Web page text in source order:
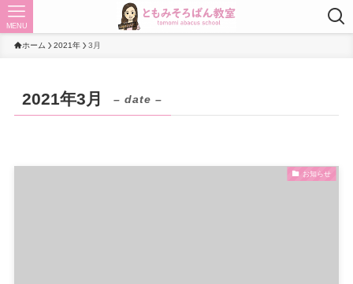
MENU
ホーム 2021年 3月
2021年3月 – date –
お知らせ